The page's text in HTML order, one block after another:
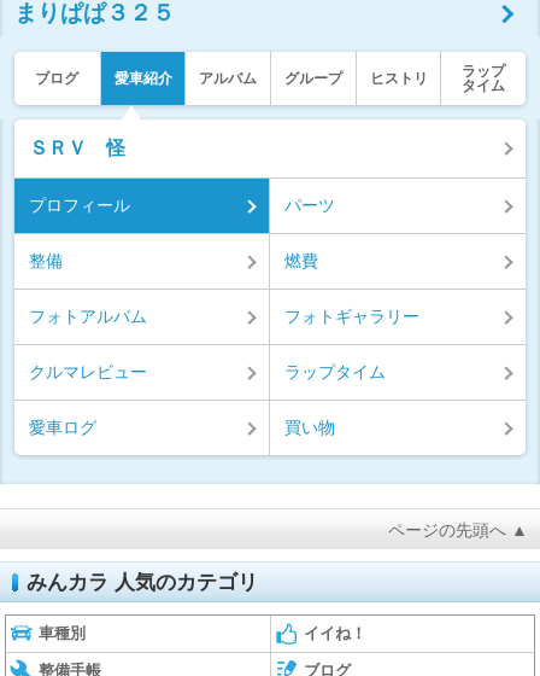
まりぱぱ３２５
ブログ 愛車紹介 アルバム グループ ヒストリ
ラップ
タイム
ＳＲＶ 怪
プロフィール パーツ
整備 燃費
フォトアルバム フォトギャラリー
クルマレビュー ラップタイム
愛車ログ 買い物
ページの先頭へ ▲
みんカラ 人気のカテゴリ
車種別 イイね！
整備手帳 ブログ